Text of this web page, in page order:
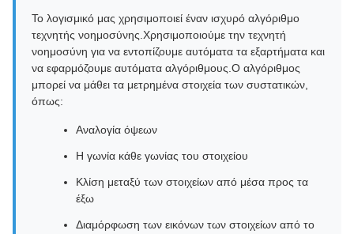
Το λογισμικό μας χρησιμοποιεί έναν ισχυρό αλγόριθμο
τεχνητής νοημοσύνης.Χρησιμοποιούμε την τεχνητή
νοημοσύνη για να εντοπίζουμε αυτόματα τα εξαρτήματα και
να εφαρμόζουμε αυτόματα αλγόριθμους.Ο αλγόριθμος
μπορεί να μάθει τα μετρημένα στοιχεία των συστατικών,
όπως:
Αναλογία όψεων
Η γωνία κάθε γωνίας του στοιχείου
Κλίση μεταξύ των στοιχείων από μέσα προς τα
έξω
Διαμόρφωση των εικόνων των στοιχείων από το